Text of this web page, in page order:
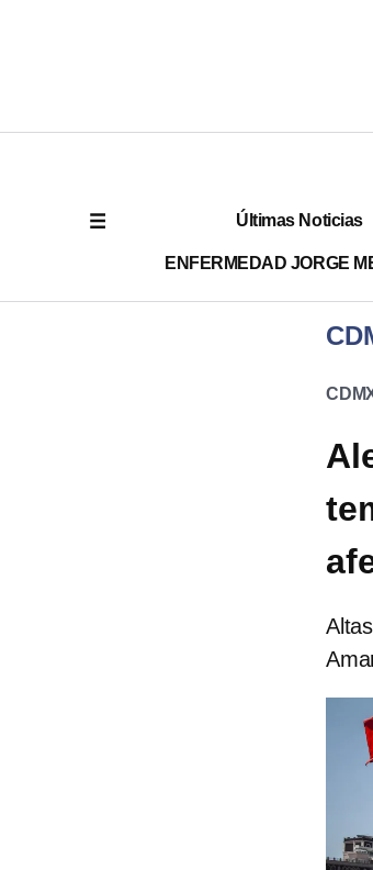
Últimas Noticias
ENFERMEDAD JORGE